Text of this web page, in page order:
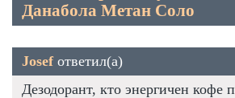
Данабола Метан Соло
Josefответил(а)
Дезодорант, кто энергичен кофе